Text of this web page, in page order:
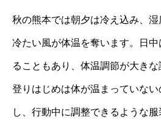
秋の熊本では朝夕は冷え込み、
冷たい風が体温を奪います。日
ることもあり、体温調節が大き
登りはじめは体が温まっていな
し、行動中に調整できるような服